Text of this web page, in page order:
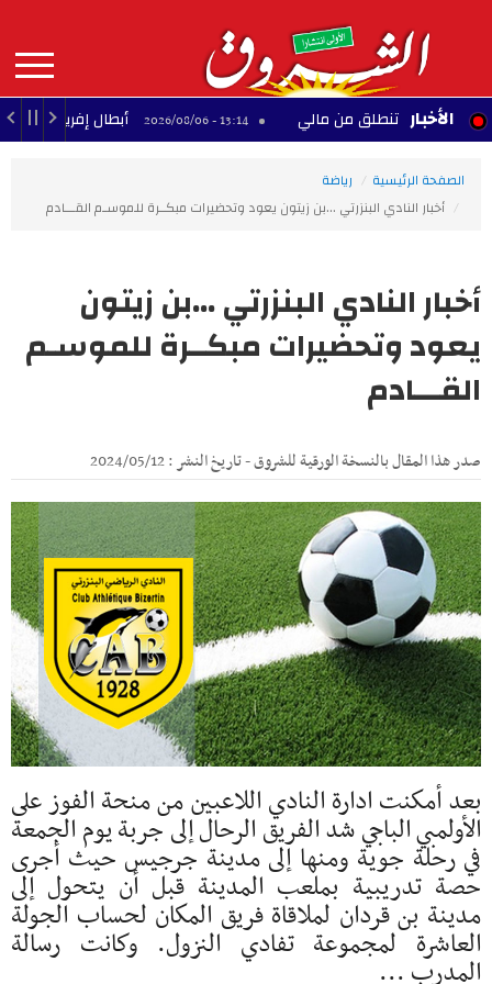
contenu
principal
MAIN
NAVIGATION الأخبار
المجد تنطلق من مالي 13:14 - 2026/08/06 أبطال إفريقيا: القرعة تضع
الصفحة الرئيسية
رياضة
أخبار النادي البنزرتي ...بن زيتون يعود وتحضيرات مبكــرة للموسـم القـــادم
أخبار النادي البنزرتي ...بن زيتون
يعود وتحضيرات مبكــرة للموسـم
القـــادم
صدر هذا المقال بالنسخة الورقية للشروق - تاريخ النشر : 2024/05/12
بعد أمكنت ادارة النادي اللاعبين من منحة الفوز على
الأولمبي الباجي شد الفريق الرحال إلى جربة يوم الجمعة
في رحلة جوية ومنها إلى مدينة جرجيس حيث أجرى
حصة تدريبية بملعب المدينة قبل أن يتحول إلى
مدينة بن قردان لملاقاة فريق المكان لحساب الجولة
العاشرة لمجموعة تفادي النزول. وكانت رسالة
المدرب ...